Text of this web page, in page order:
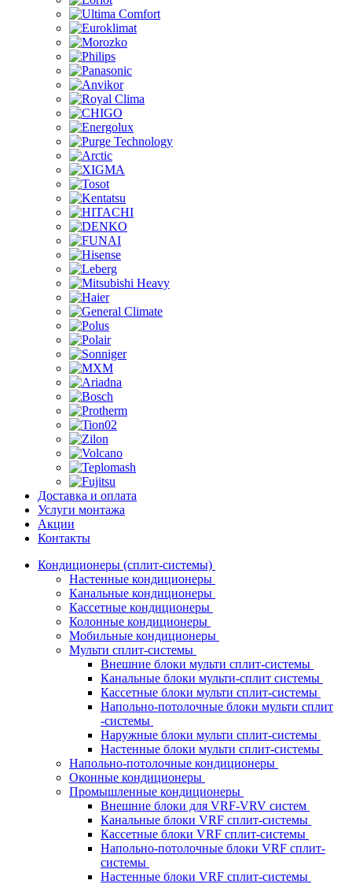
Доставка и оплата
Услуги монтажа
Акции
Контакты
Кондиционеры (сплит-системы)
Настенные кондиционеры
Канальные кондиционеры
Кассетные кондиционеры
Колонные кондиционеры
Мобильные кондиционеры
Мульти сплит-системы
Внешние блоки мульти сплит-системы
Канальные блоки мульти-сплит системы
Кассетные блоки мульти сплит-системы
Напольно-потолочные блоки мульти сплит
-системы
Наружные блоки мульти сплит-системы
Настенные блоки мульти сплит-системы
Напольно-потолочные кондиционеры
Оконные кондиционеры
Промышленные кондиционеры
Внешние блоки для VRF-VRV систем
Канальные блоки VRF сплит-системы
Кассетные блоки VRF сплит-системы
Напольно-потолочные блоки VRF сплит-
системы
Настенные блоки VRF сплит-системы